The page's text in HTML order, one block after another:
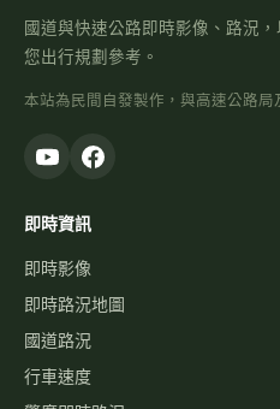
國道路況
行車速度
警廣即時路況
高乘載管制
資訊可變標誌
國1路況
國3路況
國5路況
今日國道車禍